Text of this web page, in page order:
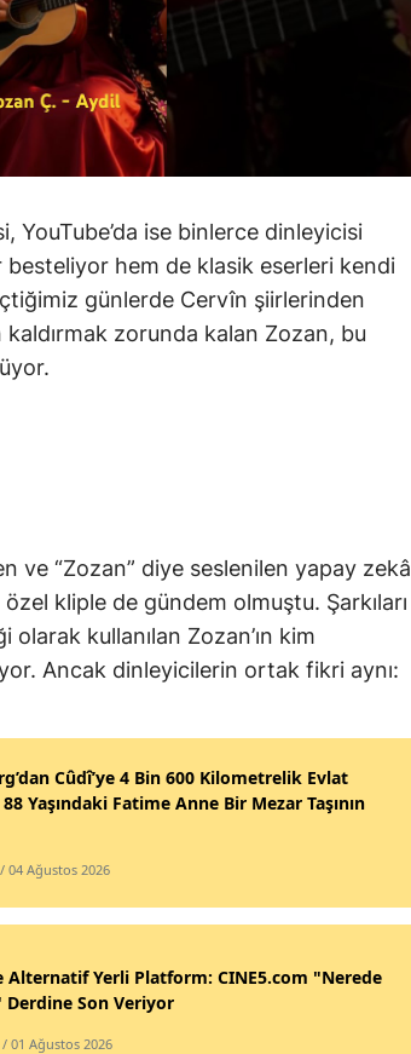
YouTube’da ise binlerce dinleyicisi
besteliyor hem de klasik eserleri kendi
günlerde Cervîn şiirlerinden
zorunda kalan Zozan, bu
ve “Zozan” diye seslenilen yapay zekâ
özel kliple de gündem olmuştu. Şarkıları
olarak kullanılan Zozan’ın kim
Ancak dinleyicilerin ortak fikri aynı:
Cûdî’ye 4 Bin 600 Kilometrelik Evlat
Yaşındaki Fatime Anne Bir Mezar Taşının
/ 04 Ağustos 2026
Alternatif Yerli Platform: CINE5.com "Nerede
Derdine Son Veriyor
/ 01 Ağustos 2026